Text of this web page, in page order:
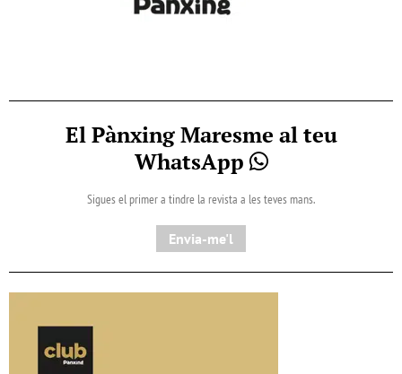
El Pànxing Maresme al teu
WhatsApp
Sigues el primer a tindre la revista a les teves mans.
Envia-me'l